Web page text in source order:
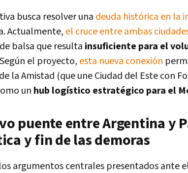
busca resolver una deuda histórica en la
Actualmente, el cruce entre ambas
balsa que resulta insuficiente para el
el proyecto, esta nueva conexión
la Amistad (que une Ciudad del Este con
un hub logístico estratégico para el
puente entre Argentina y
y fin de las demoras
argumentos centrales presentados ante